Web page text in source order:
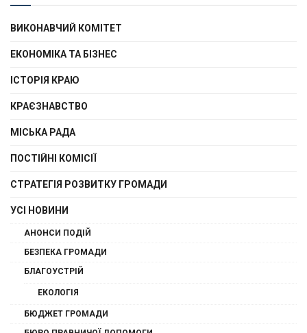
ВИКОНАВЧИЙ КОМІТЕТ
ЕКОНОМІКА ТА БІЗНЕС
ІСТОРІЯ КРАЮ
КРАЄЗНАВСТВО
МІСЬКА РАДА
ПОСТІЙНІ КОМІСІЇ
СТРАТЕГІЯ РОЗВИТКУ ГРОМАДИ
УСІ НОВИНИ
АНОНСИ ПОДІЙ
БЕЗПЕКА ГРОМАДИ
БЛАГОУСТРІЙ
ЕКОЛОГІЯ
БЮДЖЕТ ГРОМАДИ